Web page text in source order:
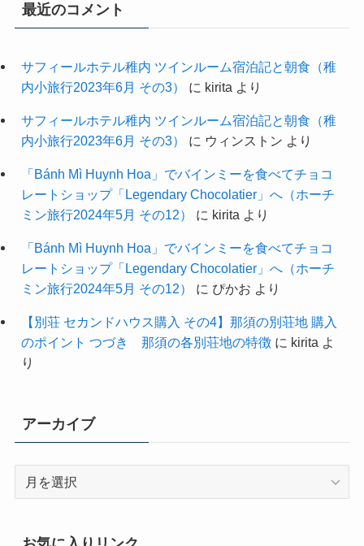
最近のコメント
サフィールホテル稚内 ツインルーム宿泊記と朝食（稚
内小旅行2023年6月 その3）
に kirita より
サフィールホテル稚内 ツインルーム宿泊記と朝食（稚
内小旅行2023年6月 その3）
に ウィンストン より
「Bánh Mì Huynh Hoa」でバインミーを食べてチョコ
レートショップ「Legendary Chocolatier」へ（ホーチ
ミン旅行2024年5月 その12）
に kirita より
「Bánh Mì Huynh Hoa」でバインミーを食べてチョコ
レートショップ「Legendary Chocolatier」へ（ホーチ
ミン旅行2024年5月 その12）
に ぴかお より
【別荘 セカンドハウス購入 その4】那須の別荘地 購入
のポイント つづき 那須の各別荘地の特徴に kirita よ
り
アーカイブ
イ